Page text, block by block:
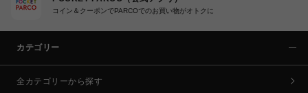
コイン＆クーポンでPARCOでのお買い物がオトクに
カテゴリー
全カテゴリーから探す